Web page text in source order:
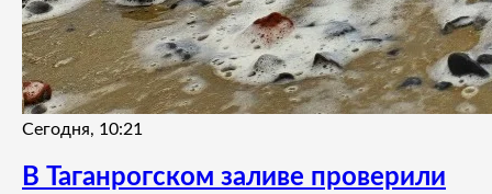
Сегодня, 10:21
В Таганрогском заливе проверили